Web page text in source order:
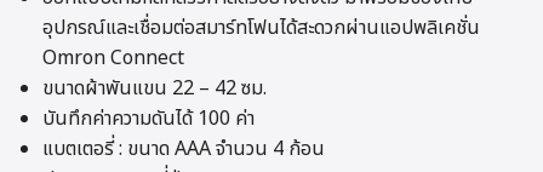
อุปกรณ์และเชื่อมต่อสมาร์ทโฟนได้สะดวกผ่านแอปพลิเคชั่น
Omron Connect
ขนาดผ้าพันแขน 22 – 42 ซม.
บันทึกค่าความดันได้ 100 ค่า
แบตเตอรี่ : ขนาด AAA จำนวน 4 ก้อน